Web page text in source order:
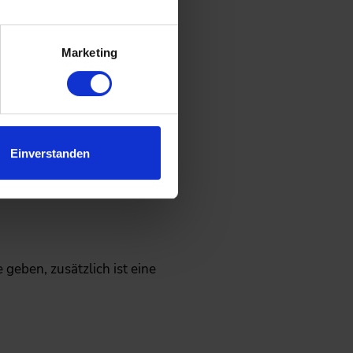
Marketing
Einverstanden
zusätzlich ist eine